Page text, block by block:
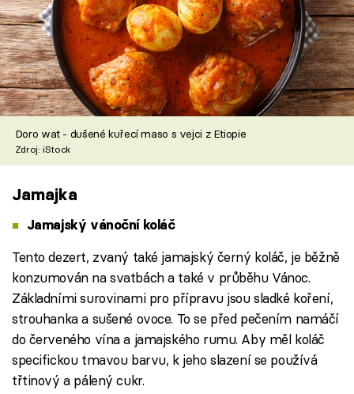
Doro wat - dušené kuřecí maso s vejci z Etiopie
Zdroj: iStock
Jamajka
Jamajský vánoční koláč
Tento dezert, zvaný také jamajský černý koláč, je běžně
konzumován na svatbách a také v průběhu Vánoc.
Základními surovinami pro přípravu jsou sladké koření,
strouhanka a sušené ovoce. To se před pečením namáčí
do červeného vína a jamajského rumu. Aby měl koláč
specifickou tmavou barvu, k jeho slazení se používá
třtinový a pálený cukr.